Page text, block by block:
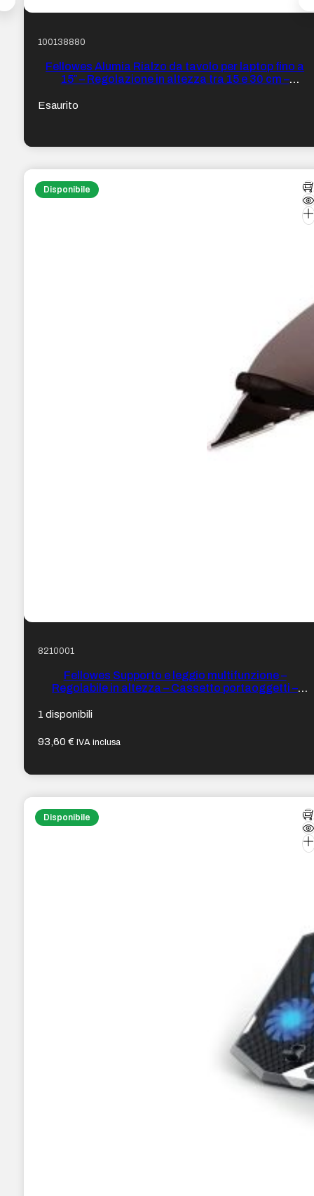
100138880
Fellowes Alumia Rialzo da tavolo per laptop fino a
15″ – Regolazione in altezza tra 15 e 30 cm –
Esaurito
Disponibile
8210001
Fellowes Supporto e leggio multifunzione –
Regolabile in altezza – Cassetto portaoggetti –
1 disponibili
93,60€ IVA inclusa
Disponibile